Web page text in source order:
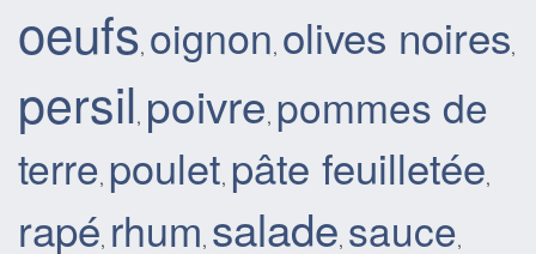
oeufs, oignon, olives noires,
persil, poivre, pommes de
terre, poulet, pâte feuilletée,
rapé, rhum, salade, sauce,